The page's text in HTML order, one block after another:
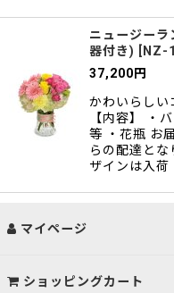
ニュージーラ
器付き)
NZ-
37,200円
かわいらしい
【内容】 ・
等 ・花瓶 お
らの配達と
ザインは入荷
マイページ
ショッピングカート